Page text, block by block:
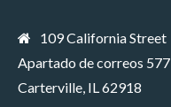
109 California Street
Apartado de correos 577
Carterville, IL 62918